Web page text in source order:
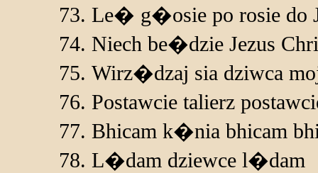
Le� g�osie po rosie do
Niech be�dzie Jezus
Wirz�dzaj sia dziwca
Postawcie talierz
Bhicam k�nia bhicam
L�dam dziewce l�dam